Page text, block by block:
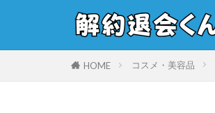
HOME コスメ・美容品